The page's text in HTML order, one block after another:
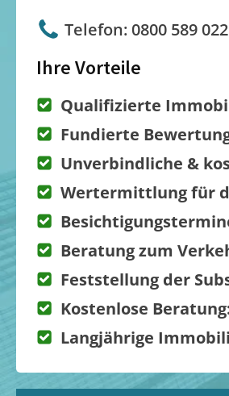
Telefon: 0800 589
Ihre Vorteile
Qualifizierte
Fundierte
Unverbindliche &
Wertermittlung für
Beratung zum
Feststellung der
Kostenlose
Langjährige